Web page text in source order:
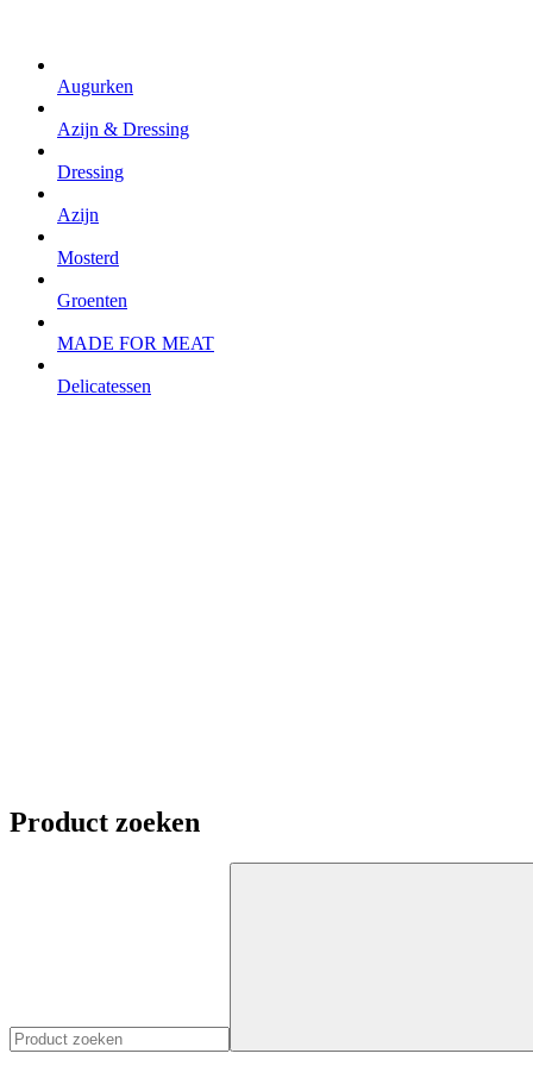
Augurken
Azijn & Dressing
Dressing
Azijn
Mosterd
Groenten
MADE FOR MEAT
Delicatessen
Product zoeken